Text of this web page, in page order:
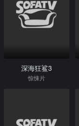
深海狂鲨3
惊悚片